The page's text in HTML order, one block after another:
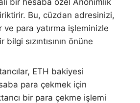
Bu, cüzdan adresinizi,
ve para yatırma işleminizle
sızıntısının önüne
ETH bakiyesi
para çekmek için
bir para çekme işlemi